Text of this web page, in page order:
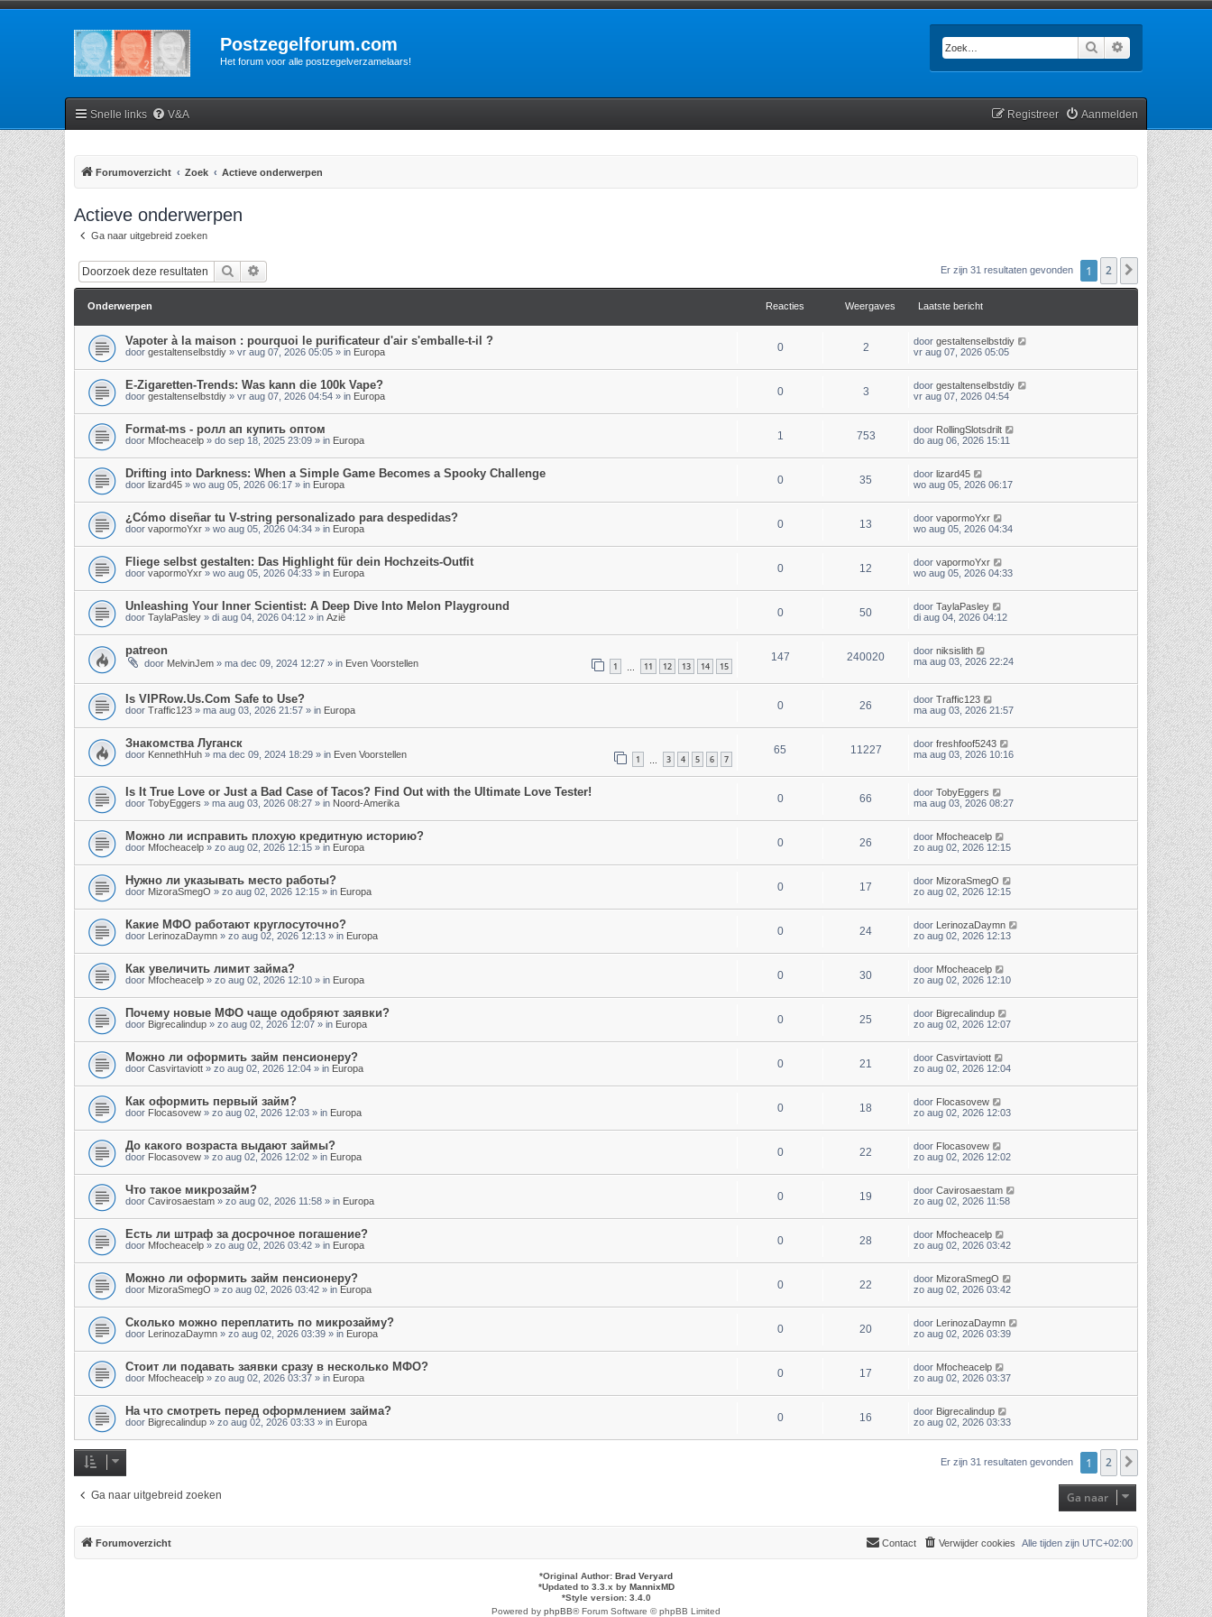
Postzegelforum.com
Het forum voor alle postzegelverzamelaars!
Zoek
Snelle links V&A Aanmelden
Registreer
Forumoverzicht Zoek Actieve onderwerpen
Actieve onderwerpen
Ga naar uitgebreid zoeken
Zoek Er zijn 31 resultaten gevonden 1 2 Volgende
Onderwerpen Reacties Weergaves Laatste bericht
Vapoter à la maison : pourquoi le purificateur d'air s'emballe-t-il ?
door gestaltenselbstdiy » vr aug 07, 2026 05:05 » in Europa 0 2 door gestaltenselbstdiy
vr aug 07, 2026 05:05
E-Zigaretten-Trends: Was kann die 100k Vape?
door gestaltenselbstdiy » vr aug 07, 2026 04:54 » in Europa 0 3 door gestaltenselbstdiy
vr aug 07, 2026 04:54
Format-ms - ролл ап купить оптом
door Mfocheacelp » do sep 18, 2025 23:09 » in Europa 1 753 door RollingSlotsdrilt
do aug 06, 2026 15:11
Drifting into Darkness: When a Simple Game Becomes a Spooky Challenge
door lizard45 » wo aug 05, 2026 06:17 » in Europa 0 35 door lizard45
wo aug 05, 2026 06:17
¿Cómo diseñar tu V-string personalizado para despedidas?
door vapormoYxr » wo aug 05, 2026 04:34 » in Europa 0 13 door vapormoYxr
wo aug 05, 2026 04:34
Fliege selbst gestalten: Das Highlight für dein Hochzeits-Outfit
door vapormoYxr » wo aug 05, 2026 04:33 » in Europa 0 12 door vapormoYxr
wo aug 05, 2026 04:33
Unleashing Your Inner Scientist: A Deep Dive Into Melon Playground
door TaylaPasley » di aug 04, 2026 04:12 » in Azië 0 50 door TaylaPasley
di aug 04, 2026 04:12
patreon
door MelvinJem » ma dec 09, 2024 12:27 » in Even Voorstellen 1 11 12 13 14 15
147 240020 door niksislith
ma aug 03, 2026 22:24
Is VIPRow.Us.Com Safe to Use?
door Traffic123 » ma aug 03, 2026 21:57 » in Europa 0 26 door Traffic123
ma aug 03, 2026 21:57
Знакомства Луганск
door KennethHuh » ma dec 09, 2024 18:29 » in Even Voorstellen 1 3 4 5 6 7
65 11227 door freshfoof5243
ma aug 03, 2026 10:16
Is It True Love or Just a Bad Case of Tacos? Find Out with the Ultimate Love Tester!
door TobyEggers » ma aug 03, 2026 08:27 » in Noord-Amerika 0 66 door TobyEggers
ma aug 03, 2026 08:27
Можно ли исправить плохую кредитную историю?
door Mfocheacelp » zo aug 02, 2026 12:15 » in Europa 0 26 door Mfocheacelp
zo aug 02, 2026 12:15
Нужно ли указывать место работы?
door MizoraSmegO » zo aug 02, 2026 12:15 » in Europa 0 17 door MizoraSmegO
zo aug 02, 2026 12:15
Какие МФО работают круглосуточно?
door LerinozaDaymn » zo aug 02, 2026 12:13 » in Europa 0 24 door LerinozaDaymn
zo aug 02, 2026 12:13
Как увеличить лимит займа?
door Mfocheacelp » zo aug 02, 2026 12:10 » in Europa 0 30 door Mfocheacelp
zo aug 02, 2026 12:10
Почему новые МФО чаще одобряют заявки?
door Bigrecalindup » zo aug 02, 2026 12:07 » in Europa 0 25 door Bigrecalindup
zo aug 02, 2026 12:07
Можно ли оформить займ пенсионеру?
door Casvirtaviott » zo aug 02, 2026 12:04 » in Europa 0 21 door Casvirtaviott
zo aug 02, 2026 12:04
Как оформить первый займ?
door Flocasovew » zo aug 02, 2026 12:03 » in Europa 0 18 door Flocasovew
zo aug 02, 2026 12:03
До какого возраста выдают займы?
door Flocasovew » zo aug 02, 2026 12:02 » in Europa 0 22 door Flocasovew
zo aug 02, 2026 12:02
Что такое микрозайм?
door Cavirosaestam » zo aug 02, 2026 11:58 » in Europa 0 19 door Cavirosaestam
zo aug 02, 2026 11:58
Есть ли штраф за досрочное погашение?
door Mfocheacelp » zo aug 02, 2026 03:42 » in Europa 0 28 door Mfocheacelp
zo aug 02, 2026 03:42
Можно ли оформить займ пенсионеру?
door MizoraSmegO » zo aug 02, 2026 03:42 » in Europa 0 22 door MizoraSmegO
zo aug 02, 2026 03:42
Сколько можно переплатить по микрозайму?
door LerinozaDaymn » zo aug 02, 2026 03:39 » in Europa 0 20 door LerinozaDaymn
zo aug 02, 2026 03:39
Стоит ли подавать заявки сразу в несколько МФО?
door Mfocheacelp » zo aug 02, 2026 03:37 » in Europa 0 17 door Mfocheacelp
zo aug 02, 2026 03:37
На что смотреть перед оформлением займа?
door Bigrecalindup » zo aug 02, 2026 03:33 » in Europa 0 16 door Bigrecalindup
zo aug 02, 2026 03:33
Er zijn 31 resultaten gevonden 1 2 Volgende
Ga naar uitgebreid zoeken Ga naar
Forumoverzicht Alle tijden zijn UTC+02:00
Verwijder cookies
Contact
*Original Author: Brad Veryard
*Updated to 3.3.x by MannixMD
*Style version: 3.4.0
Powered by phpBB® Forum Software © phpBB Limited